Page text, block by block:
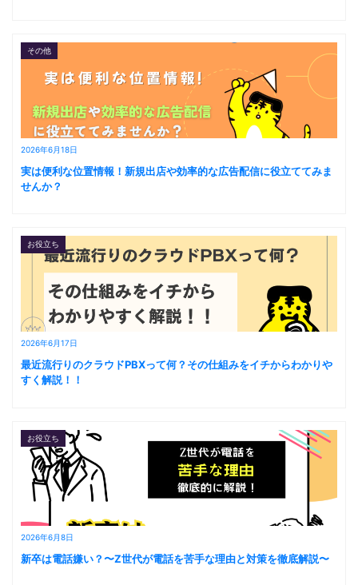
2026年6月18日
その他
実は便利な位置情報！新規出店や効率的な広告配信に役立ててみま
せんか？
2026年6月17日
お役立ち
最近流行りのクラウドPBXって何？その仕組みをイチからわかりや
すく解説！！
2026年6月8日
お役立ち
新卒は電話嫌い？〜Z世代が電話を苦手な理由と対策を徹底解説〜